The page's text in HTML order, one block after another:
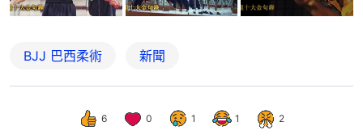
BJJ 巴西柔術 新聞
6 0 1 1 2